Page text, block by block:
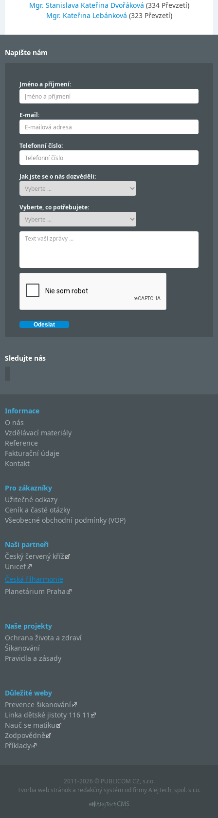
Mgr. Stanislava Kateřina Dvořáková (334 Převzetí)
Mgr. Kateřina Lebánková (323 Převzetí)
Napište nám
Jméno a příjmení:
E-mail:
Telefonní číslo:
Jak jste se o nás dozvěděli:
Vyberte, co potřebujete:
Sledujte nás
Informace
O nás
Vzdělávací materiály
Reference
Fakturační údaje
Kontakt
Pro zákazníky
Užitečné odkazy
Ceník a časté otázky
Všeobecné obchodní podmínky (VOP)
Naši partneři
Český červený kříž
Unicef
Česká filharmonie
Planetárium Praha
Naše projekty
Ochrana života a zdraví
Šikanování
Pravidla a zásady
Důležité weby
Prevence šikanování
Linka dětské jistoty 116 11
Nauč se matiku
Zodpovědně
Příklady
2011-2026 © PUBLICOM CZ, s.r.o.
Tvorba web stránok a redakčný systém od firmyAlejTech, spol. s r.o.